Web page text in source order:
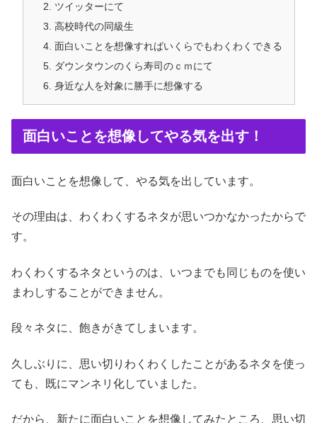
ツイッターにて
高校時代の同級生
面白いことを想像すればいくらでもわくわくできる
ダウンタウンのくら寿司のｃｍにて
身近な人を対象に勝手に想像する
面白いことを想像してやる気を出す！
面白いことを想像して、やる気を出しています。
その理由は、わくわくするネタが思いつかなかったからで
す。
わくわくするネタというのは、いつまでも同じものを使い
まわしすることができません。
段々ネタに、飽きがきてしまいます。
久しぶりに、思い切りわくわくしたことがあるネタを使っ
ても、既にマンネリ化していました。
だから、新たに面白いことを想像してみたところ、思い切